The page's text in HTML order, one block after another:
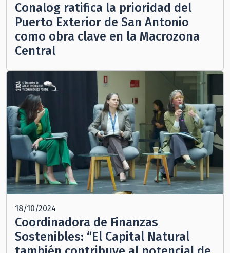
Conalog ratifica la prioridad del
Puerto Exterior de San Antonio
como obra clave en la Macrozona
Central
18/10/2024
Coordinadora de Finanzas
Sostenibles: “El Capital Natural